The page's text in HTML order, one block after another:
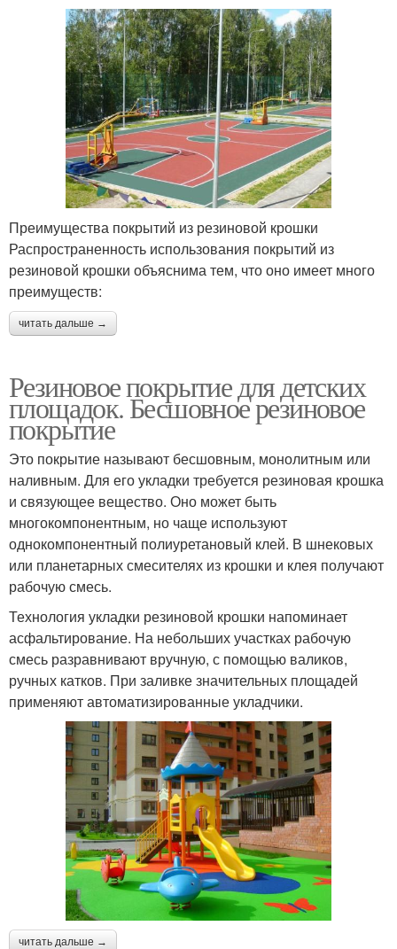
Преимущества покрытий из резиновой крошки
Распространенность использования покрытий из
резиновой крошки объяснима тем, что оно имеет много
преимуществ:
читать дальше →
Резиновое покрытие для детских
площадок. Бесшовное резиновое
покрытие
Это покрытие называют бесшовным, монолитным или
наливным. Для его укладки требуется резиновая крошка
и связующее вещество. Оно может быть
многокомпонентным, но чаще используют
однокомпонентный полиуретановый клей. В шнековых
или планетарных смесителях из крошки и клея получают
рабочую смесь.
Технология укладки резиновой крошки напоминает
асфальтирование. На небольших участках рабочую
смесь разравнивают вручную, с помощью валиков,
ручных катков. При заливке значительных площадей
применяют автоматизированные укладчики.
читать дальше →